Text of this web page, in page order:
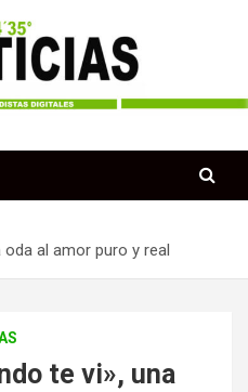
al amor puro y real
te vi», una